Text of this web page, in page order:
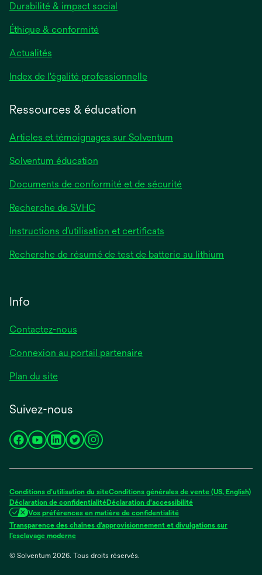
Durabilité & impact social
Éthique & conformité
Actualités
Index de l'égalité professionnelles’ouvre
onglet
Ressources & éducation
Articles et témoignages sur Solventum
Solventum éducation
Documents de conformité et de sécurité
Recherche de SVHC
Instructions d’utilisation et certificats
Recherche de résumé de test de batterie au lithium
Info
Contactez-nous
Connexion au portail partenaire
Plan du site
Suivez-nous
s’ouvre
nouvel
onglet
s’ouvre
nouvel
onglet
s’ouvre
nouvel
onglet
s’ouvre
nouvel
onglet
s’ouvre
nouvel
onglet
Conditions d’utilisation du siteConditions générales de vente (US, English)
Déclaration de confidentialitéDéclaration d'accessibilité
Vos préférences en matière de confidentialité
Transparence des chaînes d’approvisionnement et divulgations sur
l’esclavage modernes’ouvre
un
© Solventum 2026. Tous droits réservés.